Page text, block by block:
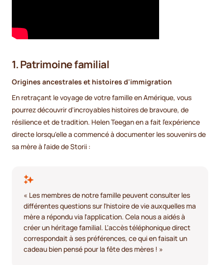
1. Patrimoine familial
Origines ancestrales et histoires d'immigration
En retraçant le voyage de votre famille en Amérique, vous
pourrez découvrir d'incroyables histoires de bravoure, de
résilience et de tradition. Helen Teegan en a fait l'expérience
directe lorsqu'elle a commencé à documenter les souvenirs de
sa mère à l'aide de Storii :
« Les membres de notre famille peuvent consulter les
différentes questions sur l'histoire de vie auxquelles ma
mère a répondu via l'application. Cela nous a aidés à
créer un héritage familial. L'accès téléphonique direct
correspondait à ses préférences, ce qui en faisait un
cadeau bien pensé pour la fête des mères ! »